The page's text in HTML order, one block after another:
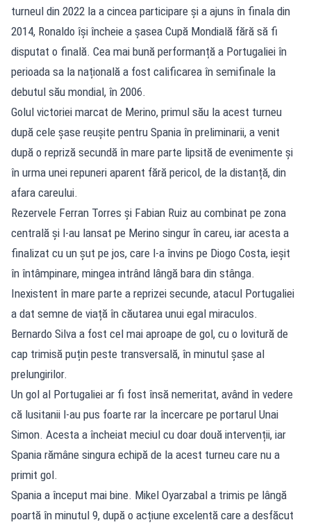
turneul din 2022 la a cincea participare și a ajuns în finala din
2014, Ronaldo își încheie a șasea Cupă Mondială fără să fi
disputat o finală. Cea mai bună performanță a Portugaliei în
perioada sa la națională a fost calificarea în semifinale la
debutul său mondial, în 2006.
Golul victoriei marcat de Merino, primul său la acest turneu
după cele șase reușite pentru Spania în preliminarii, a venit
după o repriză secundă în mare parte lipsită de evenimente și
în urma unei repuneri aparent fără pericol, de la distanță, din
afara careului.
Rezervele Ferran Torres și Fabian Ruiz au combinat pe zona
centrală și l-au lansat pe Merino singur în careu, iar acesta a
finalizat cu un șut pe jos, care l-a învins pe Diogo Costa, ieșit
în întâmpinare, mingea intrând lângă bara din stânga.
Inexistent în mare parte a reprizei secunde, atacul Portugaliei
a dat semne de viață în căutarea unui egal miraculos.
Bernardo Silva a fost cel mai aproape de gol, cu o lovitură de
cap trimisă puțin peste transversală, în minutul șase al
prelungirilor.
Un gol al Portugaliei ar fi fost însă nemeritat, având în vedere
că lusitanii l-au pus foarte rar la încercare pe portarul Unai
Simon. Acesta a încheiat meciul cu doar două intervenții, iar
Spania rămâne singura echipă de la acest turneu care nu a
primit gol.
Spania a început mai bine. Mikel Oyarzabal a trimis pe lângă
poartă în minutul 9, după o acțiune excelentă care a desfăcut